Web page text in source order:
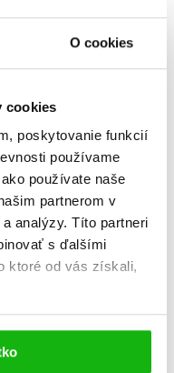
O cookies
cookies
poskytovanie funkcií
používame
používate naše
partnerom v
analýzy. Títo partneri
s ďalšími
ktoré od vás získali,
Tonda na cestě
za dobrodružstvím
Suza Kolbová
8,49 €
Do košíka
Zobraz záznamov